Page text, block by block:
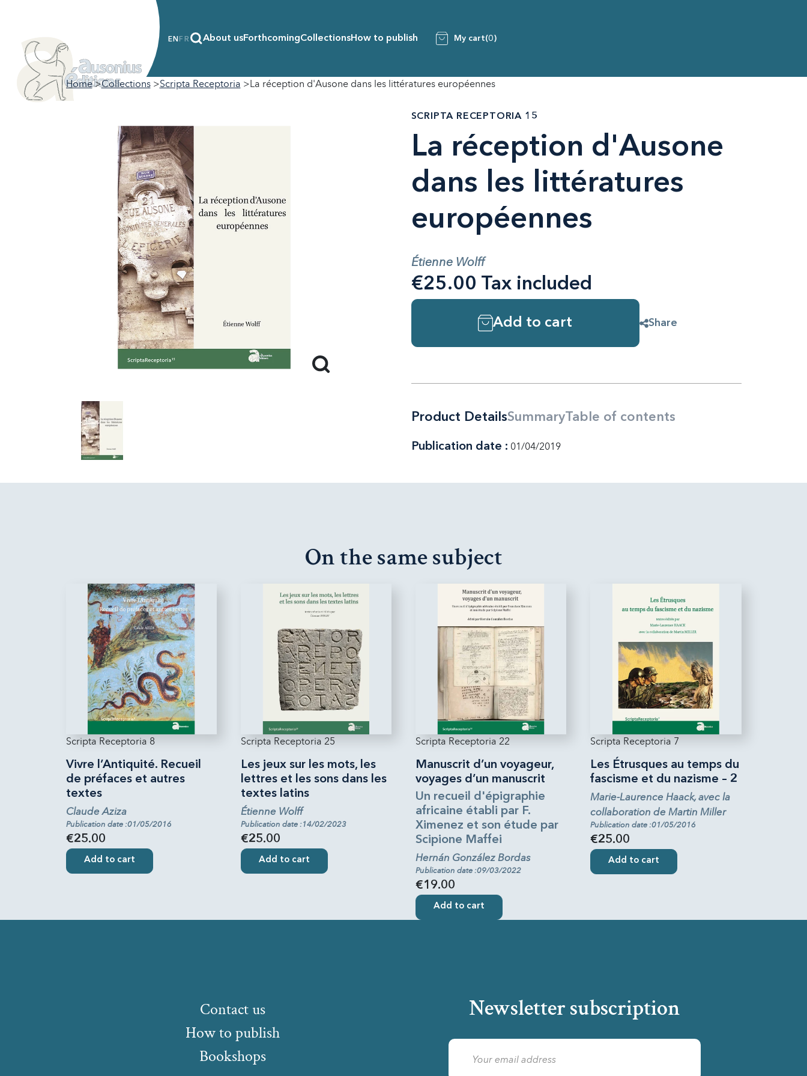
FR
EN About usForthcomingCollectionsHow to publish My cart(0)
Home Collections Scripta Receptoria La réception d'Ausone dans les littératures européennes
SCRIPTA RECEPTORIA 15
La réception d'Ausone
dans les littératures
européennes
Étienne Wolff
€25.00 Tax included
Add to cart Share
Product DetailsSummaryTable of contents
Publication date : 01/04/2019
On the same subject
Scripta Receptoria 8
Vivre l’Antiquité. Recueil
de préfaces et autres
textes
Claude Aziza
Publication date :01/05/2016
€25.00
Add to cart
Scripta Receptoria 25
Les jeux sur les mots, les
lettres et les sons dans les
textes latins
Étienne Wolff
Publication date :14/02/2023
€25.00
Add to cart
Scripta Receptoria 22
Manuscrit d’un voyageur,
voyages d’un manuscrit
Un recueil d'épigraphie
africaine établi par F.
Ximenez et son étude par
Scipione Maffei
Hernán González Bordas
Publication date :09/03/2022
€19.00
Add to cart
Scripta Receptoria 7
Les Étrusques au temps du
fascisme et du nazisme – 2
Marie-Laurence Haack, avec la
collaboration de Martin Miller
Publication date :01/05/2016
€25.00
Add to cart
Newsletter subscription
How to publish
Bookshops
Contact us